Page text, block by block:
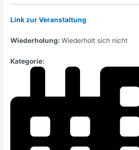
Link zur Veranstaltung
Wiederholung:Wiederholt sich nicht
Kategorie: